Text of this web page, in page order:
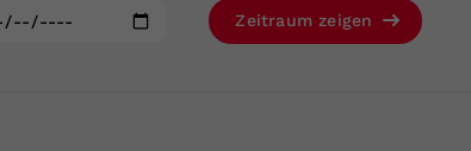
Zeitraum zeigen
Ihrer vorgenommen Einstellungen, falls der